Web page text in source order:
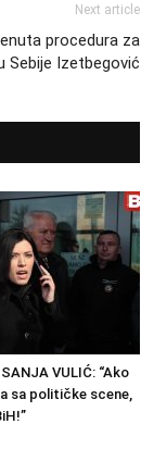
Next article
procedura za
Sebije Izetbegović
VULIĆ: “Ako
sa političke scene,